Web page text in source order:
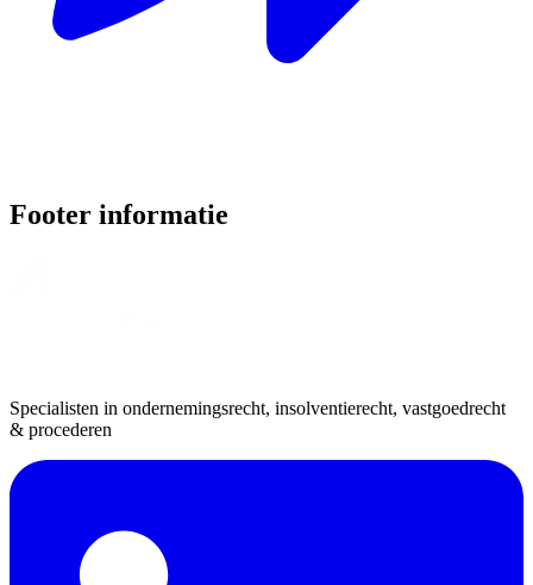
Footer informatie
Specialisten in ondernemingsrecht, insolventierecht, vastgoedrecht
& procederen